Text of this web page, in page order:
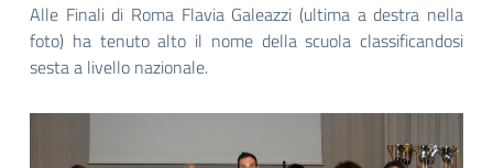
Alle Finali di Roma Flavia Galeazzi (ultima a destra nella
foto) ha tenuto alto il nome della scuola classificandosi
sesta a livello nazionale.